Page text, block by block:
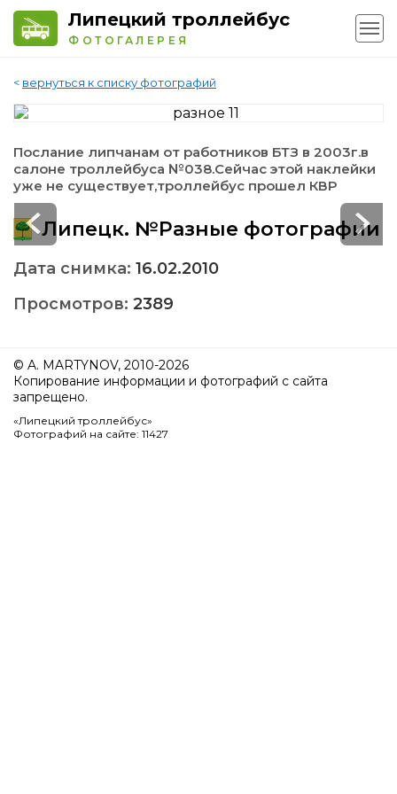
Липецкий троллейбус
ФОТОГАЛЕРЕЯ
< вернуться к списку фотографий
Послание липчанам от работников БТЗ в 2003г.в
салоне троллейбуса №038.Сейчас этой наклейки
уже не существует,троллейбус прошел КВР
Липецк. №Разные фотографии
Дата снимка: 16.02.2010
Просмотров: 2389
© A. MARTYNOV, 2010-2026
Копирование информации и фотографий с сайта
запрещено.
«Липецкий троллейбус»
Фотографий на сайте: 11427